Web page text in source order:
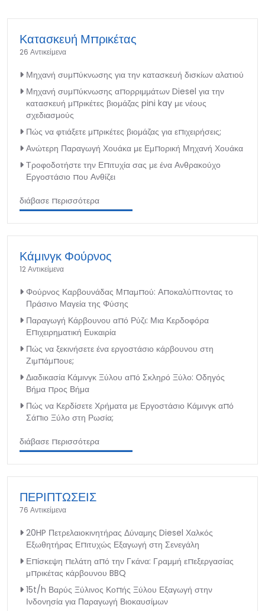
Κατασκευή Μπρικέτας
26 Αντικείμενα
Μηχανή συμπύκνωσης για την κατασκευή δισκίων αλατιού
Μηχανή συμπύκνωσης απορριμμάτων Diesel για την
κατασκευή μπρικέτες βιομάζας pini kay με νέους
σχεδιασμούς
Πώς να φτιάξετε μπρικέτες βιομάζας για επιχειρήσεις;
Ανώτερη Παραγωγή Χουάκα με Εμπορική Μηχανή Χουάκα
Τροφοδοτήστε την Επιτυχία σας με ένα Ανθρακούχο
Εργοστάσιο που Ανθίζει
διάβασε περισσότερα
Κάμινγκ Φούρνος
12 Αντικείμενα
Φούρνος Καρβουνάδας Μπαμπού: Αποκαλύπτοντας το
Πράσινο Μαγεία της Φύσης
Παραγωγή Κάρβουνου από Ρύζι: Μια Κερδοφόρα
Επιχειρηματική Ευκαιρία
Πώς να ξεκινήσετε ένα εργοστάσιο κάρβουνου στη
Ζιμπάμπουε;
Διαδικασία Κάμινγκ Ξύλου από Σκληρό Ξύλο: Οδηγός
Βήμα προς Βήμα
Πώς να Κερδίσετε Χρήματα με Εργοστάσιο Κάμινγκ από
Σάπιο Ξύλο στη Ρωσία;
διάβασε περισσότερα
ΠΕΡΙΠΤΩΣΕΙΣ
76 Αντικείμενα
20HP Πετρελαιοκινητήρας Δύναμης Diesel Χαλκός
Εξωθητήρας Επιτυχώς Εξαγωγή στη Σενεγάλη
Επίσκεψη πελάτη από την Γκάνα: Γραμμή επεξεργασίας
μπρικέτας κάρβουνου BBQ
15t/h Βαρύς Ξύλινος Κοπής Ξύλου Εξαγωγή στην
Ινδονησία για Παραγωγή Βιοκαυσίμων